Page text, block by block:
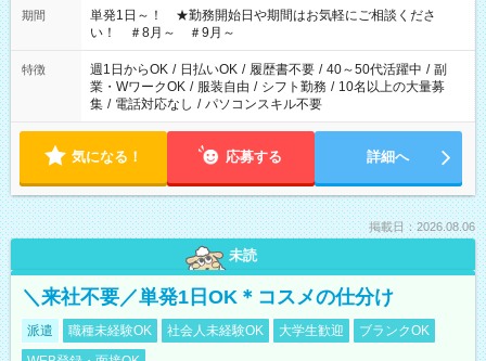
期間
単発1日～！ ★勤務開始日や期間はお気軽にご相談くださ
い！ ＃8月～ ＃9月～
特徴 週1日からOK / 日払いOK / 履歴書不要 / 40～50代活躍中 / 副
業・WワークOK / 服装自由 / シフト勤務 / 10名以上の大量募
集 / 電話対応なし / パソコンスキル不要
気になる！ 応募する 詳細へ
掲載日：2026.08.06
未読
＼来社不要／単発1日OK＊コスメの仕分け
派遣 職種未経験OK 社会人未経験OK 大学生歓迎
ブランクOK